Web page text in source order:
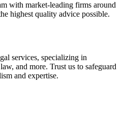
with market-leading firms around
highest quality advice possible.
services, specializing in
and more. Trust us to safeguard
and expertise.